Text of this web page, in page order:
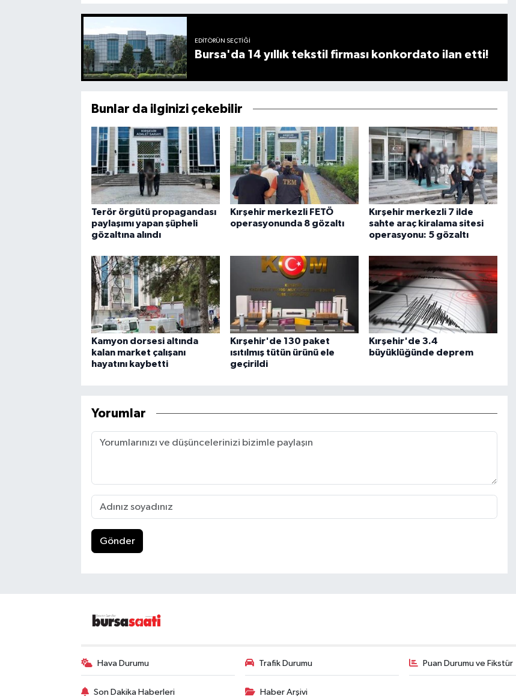
EDITÖRÜN SEÇTIĞI
Bursa'da 14 yıllık tekstil firması konkordato ilan etti!
Bunlar da ilginizi çekebilir
Terör örgütü propagandası
paylaşımı yapan şüpheli
gözaltına alındı
Kırşehir merkezli FETÖ
operasyonunda 8 gözaltı
Kırşehir merkezli 7 ilde
sahte araç kiralama sitesi
operasyonu: 5 gözaltı
Kamyon dorsesi altında
kalan market çalışanı
hayatını kaybetti
Kırşehir'de 130 paket
ısıtılmış tütün ürünü ele
geçirildi
Kırşehir'de 3.4
büyüklüğünde deprem
Yorumlar
Gönder
Hava Durumu Trafik Durumu Puan Durumu ve Fikstür
Son Dakika Haberleri Haber Arşivi